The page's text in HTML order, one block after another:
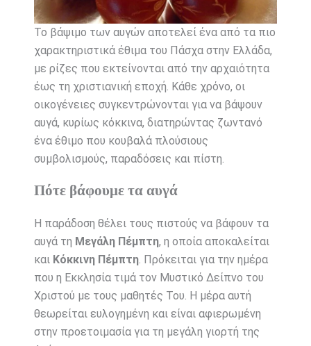
Το βάψιμο των αυγών αποτελεί ένα από τα πιο
χαρακτηριστικά έθιμα του Πάσχα στην Ελλάδα,
με ρίζες που εκτείνονται από την αρχαιότητα
έως τη χριστιανική εποχή. Κάθε χρόνο, οι
οικογένειες συγκεντρώνονται για να βάψουν
αυγά, κυρίως κόκκινα, διατηρώντας ζωντανό
ένα έθιμο που κουβαλά πλούσιους
συμβολισμούς, παραδόσεις και πίστη.
Πότε βάφουμε τα αυγά
Η παράδοση θέλει τους πιστούς να βάφουν τα
αυγά τη Μεγάλη Πέμπτη, η οποία αποκαλείται
και Κόκκινη Πέμπτη. Πρόκειται για την ημέρα
που η Εκκλησία τιμά τον Μυστικό Δείπνο του
Χριστού με τους μαθητές Του. Η μέρα αυτή
θεωρείται ευλογημένη και είναι αφιερωμένη
στην προετοιμασία για τη μεγάλη γιορτή της